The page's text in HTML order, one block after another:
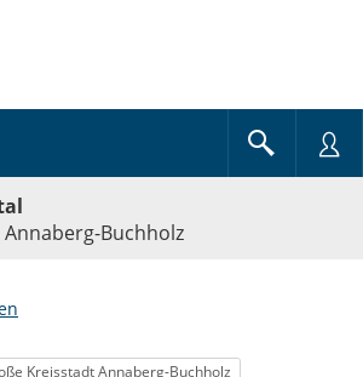
Buchholz
Kreisstadt Annaberg-Buchholz